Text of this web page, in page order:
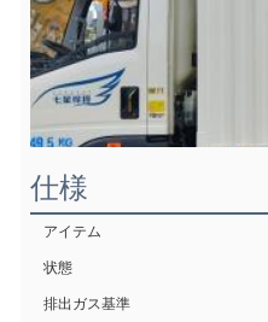
仕様
アイテム
状態
排出ガス基準